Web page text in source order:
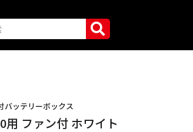
バッテリーボックス
ファン付 ホワイト